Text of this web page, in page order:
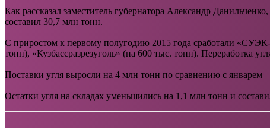
Как рассказал заместитель губернатора Александр
составил 30,7 млн тонн.
С приростом к первому полугодию 2015 года сработали
тонн), «Кузбассразрезуголь» (на 600 тыс. тонн). Переработка
Поставки угля выросли на 4 млн тонн по сравнению с
Остатки угля на складах уменьшились на 1,1 млн тонн и